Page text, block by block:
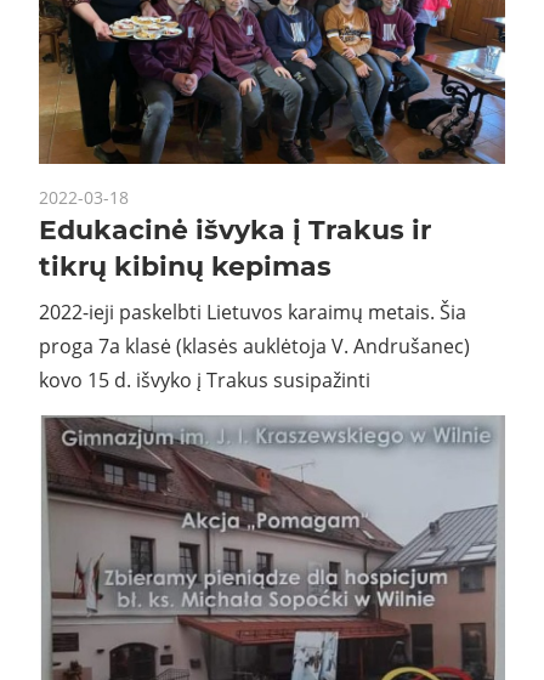
2022-03-18
Edukacinė išvyka į Trakus ir
tikrų kibinų kepimas
2022-ieji paskelbti Lietuvos karaimų metais. Šia
proga 7a klasė (klasės auklėtoja V. Andrušanec)
kovo 15 d. išvyko į Trakus susipažinti